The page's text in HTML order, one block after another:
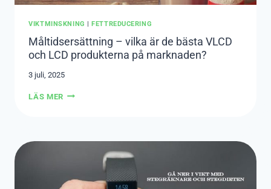
VIKTMINSKNING |FETTREDUCERING
Måltidsersättning – vilka är de bästa VLCD
och LCD produkterna på marknaden?
3 juli, 2025
LÄS MERMÅLTIDSERSÄTTNING
PRODUKTERNA